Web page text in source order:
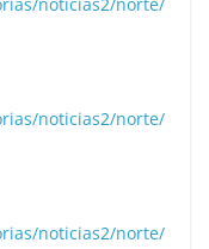
noticias2/norte/
noticias2/norte/